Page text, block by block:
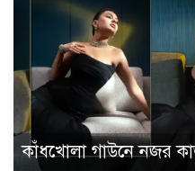
কাঁধখোলা গাউনে নজর